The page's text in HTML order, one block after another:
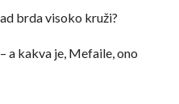
brda visoko kruži?
a kakva je, Mefaile, ono